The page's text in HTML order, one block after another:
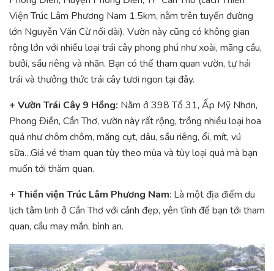
Viện Trúc Lâm Phương Nam 1.5km, nằm trên tuyến đường
lớn Nguyễn Văn Cừ nối dài). Vườn này cũng có không gian
rộng lớn với nhiều loại trái cây phong phú như xoài, mãng cầu,
bưởi, sầu riêng và nhãn. Bạn có thể tham quan vườn, tự hái
trái và thưởng thức trái cây tươi ngon tại đây.
+ Vườn Trái Cây 9 Hồng: Nằm ở 398 Tổ 31, Ấp Mỹ Nhơn,
Phong Điền, Cần Thơ, vườn này rất rộng, trồng nhiều loại hoa
quả như chôm chôm, măng cụt, dâu, sầu riêng, ổi, mít, vú
sữa…Giá vé tham quan tùy theo mùa và tùy loại quả mà bạn
muốn tới thăm quan.
+Thiền viện Trúc Lâm Phương Nam: Là một địa điểm du
lịch tâm linh ở Cần Thơ với cảnh đẹp, yên tĩnh để bạn tới tham
quan, cầu may mắn, bình an.